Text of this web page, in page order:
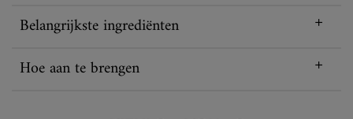
Belangrijkste ingrediënten
Hoe aan te brengen